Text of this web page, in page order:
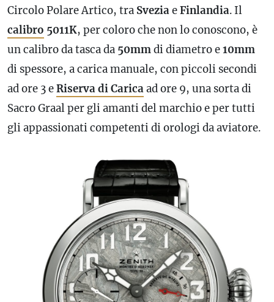
Circolo Polare Artico, tra SveziaeFinlandia. Il
calibro 5011K, per coloro che non lo conoscono, è
uncalibroda tasca da 50mmdi diametro e10mm
di spessore, a carica manuale, con piccoli secondi
ad ore 3 eRiserva di Caricaad ore 9, una sorta di
Sacro Graal per gli amanti del marchio e per tutti
gli appassionati competenti di orologi da aviatore.